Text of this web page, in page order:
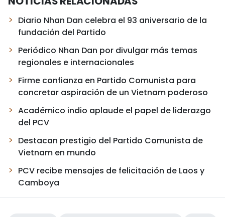
Diario Nhan Dan celebra el 93 aniversario de la
fundación del Partido
Periódico Nhan Dan por divulgar más temas
regionales e internacionales
Firme confianza en Partido Comunista para
concretar aspiración de un Vietnam poderoso
Académico indio aplaude el papel de liderazgo
del PCV
Destacan prestigio del Partido Comunista de
Vietnam en mundo
PCV recibe mensajes de felicitación de Laos y
Camboya